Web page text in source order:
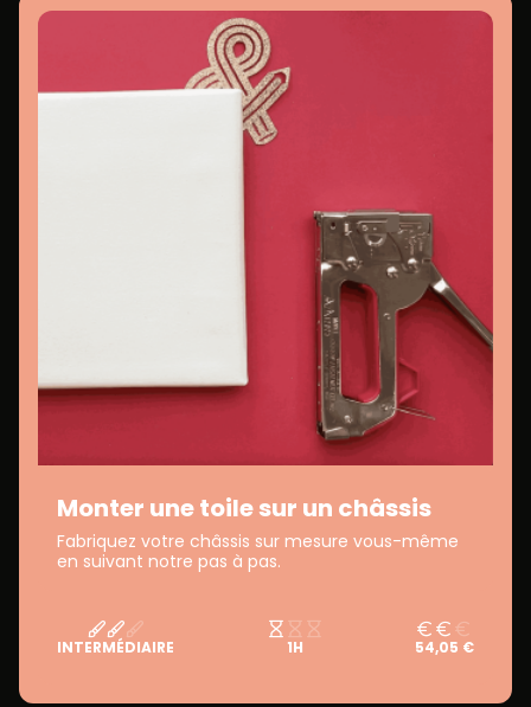
Monter une toile sur un châssis
Fabriquez votre châssis sur mesure vous-même
en suivant notre pas à pas.
INTERMÉDIAIRE 1H 54,05 €